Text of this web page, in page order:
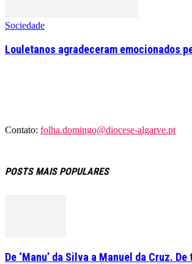
Sociedade
Louletanos agradeceram emocionados
Contato: folha.domingo@diocese-algarve.pt
POSTS MAIS POPULARES
De ‘Manu’ da Silva a Manuel da Cruz.